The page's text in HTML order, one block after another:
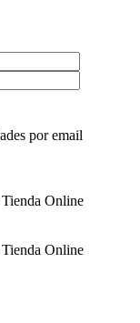
por email